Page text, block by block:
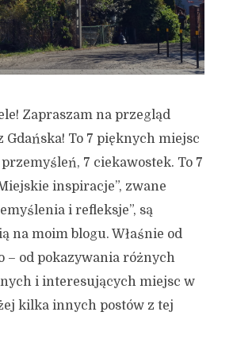
Zapraszam na przegląd
Gdańska! To 7 pięknych miejsc
przemyśleń, 7 ciekawostek. To 7
inspiracje”, zwane
i refleksje”, są
na moim blogu. Właśnie od
– od pokazywania różnych
i interesujących miejsc w
kilka innych postów z tej